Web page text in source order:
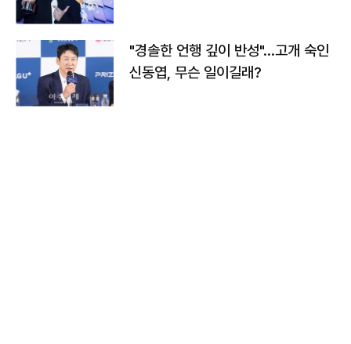
"경솔한 언행 깊이 반성"…고개 숙인
신동엽, 무슨 일이길래?